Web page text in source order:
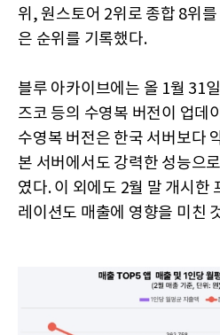
위, 원스토어 2위로 종합 8위
은 순위를 기록했다.
블루 아카이브에는 올 1월 31
즈코 등의 수영복 버전이 업데
수영복 버전은 한국 서버보다
본 서버에서도 강력한 성능으
였다. 이 외에도 2월 말 개시한
레이션도 매출에 영향을 미친